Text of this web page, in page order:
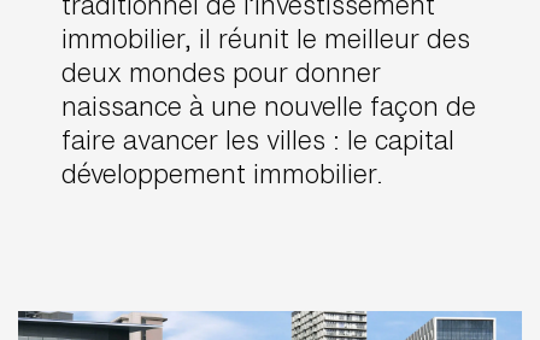
immobilier, il réunit le meilleur des
deux mondes pour donner
naissance à une nouvelle façon de
faire avancer les villes : le capital
développement immobilier.